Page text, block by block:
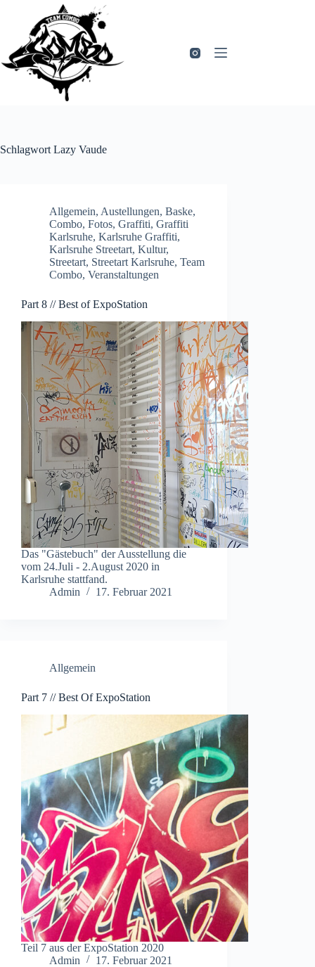
springen
Schlagwort Lazy Vaude
Allgemein, Austellungen, Baske,
Combo, Fotos, Graffiti, Graffiti
Karlsruhe, Karlsruhe Graffiti,
Karlsruhe Streetart, Kultur,
Streetart, Streetart Karlsruhe, Team
Combo, Veranstaltungen
Part 8 // Best of ExpoStation
Das "Gästebuch" der Ausstellung die
vom 24.Juli - 2.August 2020 in
Karlsruhe stattfand.
Admin
17. Februar 2021
Allgemein
Part 7 // Best Of ExpoStation
Teil 7 aus der ExpoStation 2020
Admin
17. Februar 2021